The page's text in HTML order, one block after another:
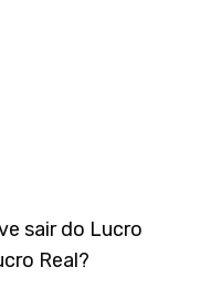
sair do Lucro
Real?